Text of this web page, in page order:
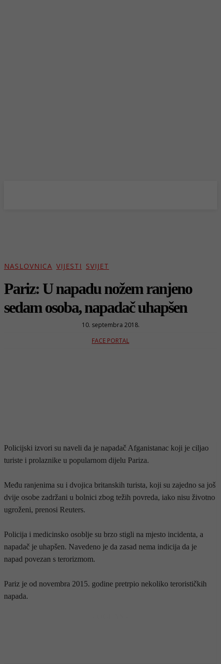
NASLOVNICA VIJESTI SVIJET
Pariz: U napadu nožem ranjeno
sedam osoba, napadač uhapšen
10. septembra 2018.
FACE PORTAL
Policijski izvori su naveli da je napadač Afganistanac koji je ciljao
turiste i prolaznike u popularnom dijelu Pariza.
Među ranjenima su i dvojica britanskih turista, koji su zajedno sa još
dvije osobe zadržani u bolnici zbog težih povreda, iako nisu životno
ugroženi, prenosi Reuters.
Policija i medicinsko osoblje su brzo stigli na mjesto incidenta, a
napadač je uhapšen. Navedeno je da zasad nema indicija da je
napad povezan s terorizmom.
Pariz je od novembra 2015. godine pretrpio nekoliko terorističkih
napada.